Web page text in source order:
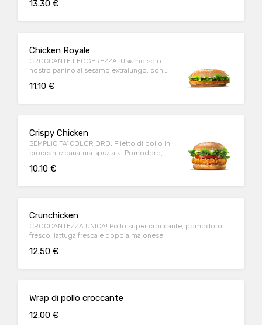
13.30 €
Chicken Royale
CROCCANTE LEGGEREZZA. Usiamo solo il
nostro panino al sesamo extralungo, con
11.10 €
Crispy Chicken
SEMPLICITA' COLOR ORO. Filetto di pollo in
croccante panatura speziata. Pomodoro,
10.10 €
Crunchicken
CROCCANTEZZA UNICA! Pollo super croccante, pomodoro
fresco, lattuga fresca e doppia maionese
12.50 €
Wrap di pollo croccante
12.00 €